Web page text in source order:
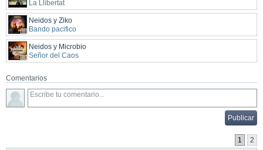
La Llibertat
Neidos y Ziko
Bando pacifico
Neidos y Microbio
Señor del Caos
Comentarios
1 2